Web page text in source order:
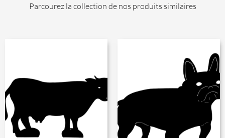
Parcourez la collection de nos produits similaires